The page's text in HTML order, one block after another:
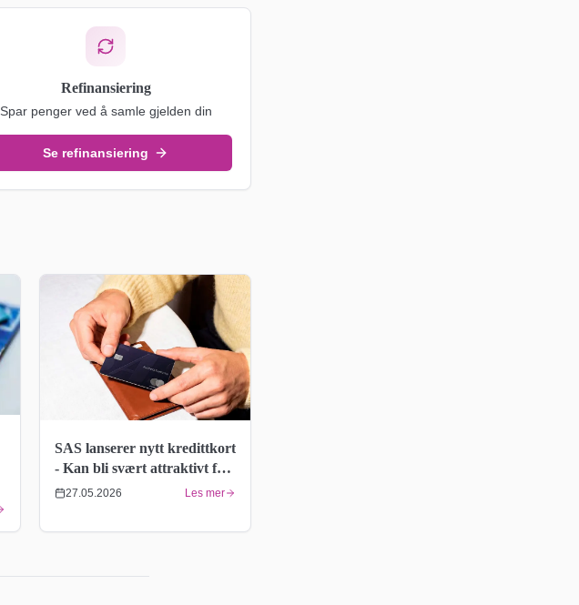
Refinansiering
Spar penger ved å samle gjelden din
Se refinansiering
SAS lanserer nytt kredittkort
- Kan bli svært attraktivt for
bedrifter
27.05.2026 Les mer